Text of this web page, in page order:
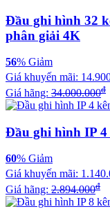
Đầu ghi hình 32
phân giải 4K
56% Giảm
Giá khuyến mãi:
Giá hãng: 34.000.000đ
Đầu ghi hình IP 4
60% Giảm
Giá khuyến mãi:
Giá hãng: 2.894.000đ